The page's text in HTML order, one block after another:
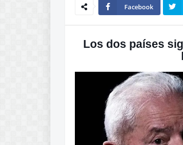
Facebook
Los dos países